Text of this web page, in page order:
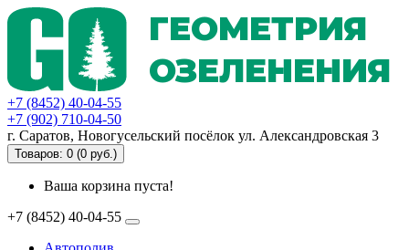
ГЕОМЕТРИЯ
ОЗЕЛЕНЕНИЯ
+7 (8452) 40-04-55
+7 (902) 710-04-50
г. Саратов, Новогусельский посёлок ул. Александровская 3
Товаров: 0 (0 руб.)
Ваша корзина пуста!
+7 (8452) 40-04-55